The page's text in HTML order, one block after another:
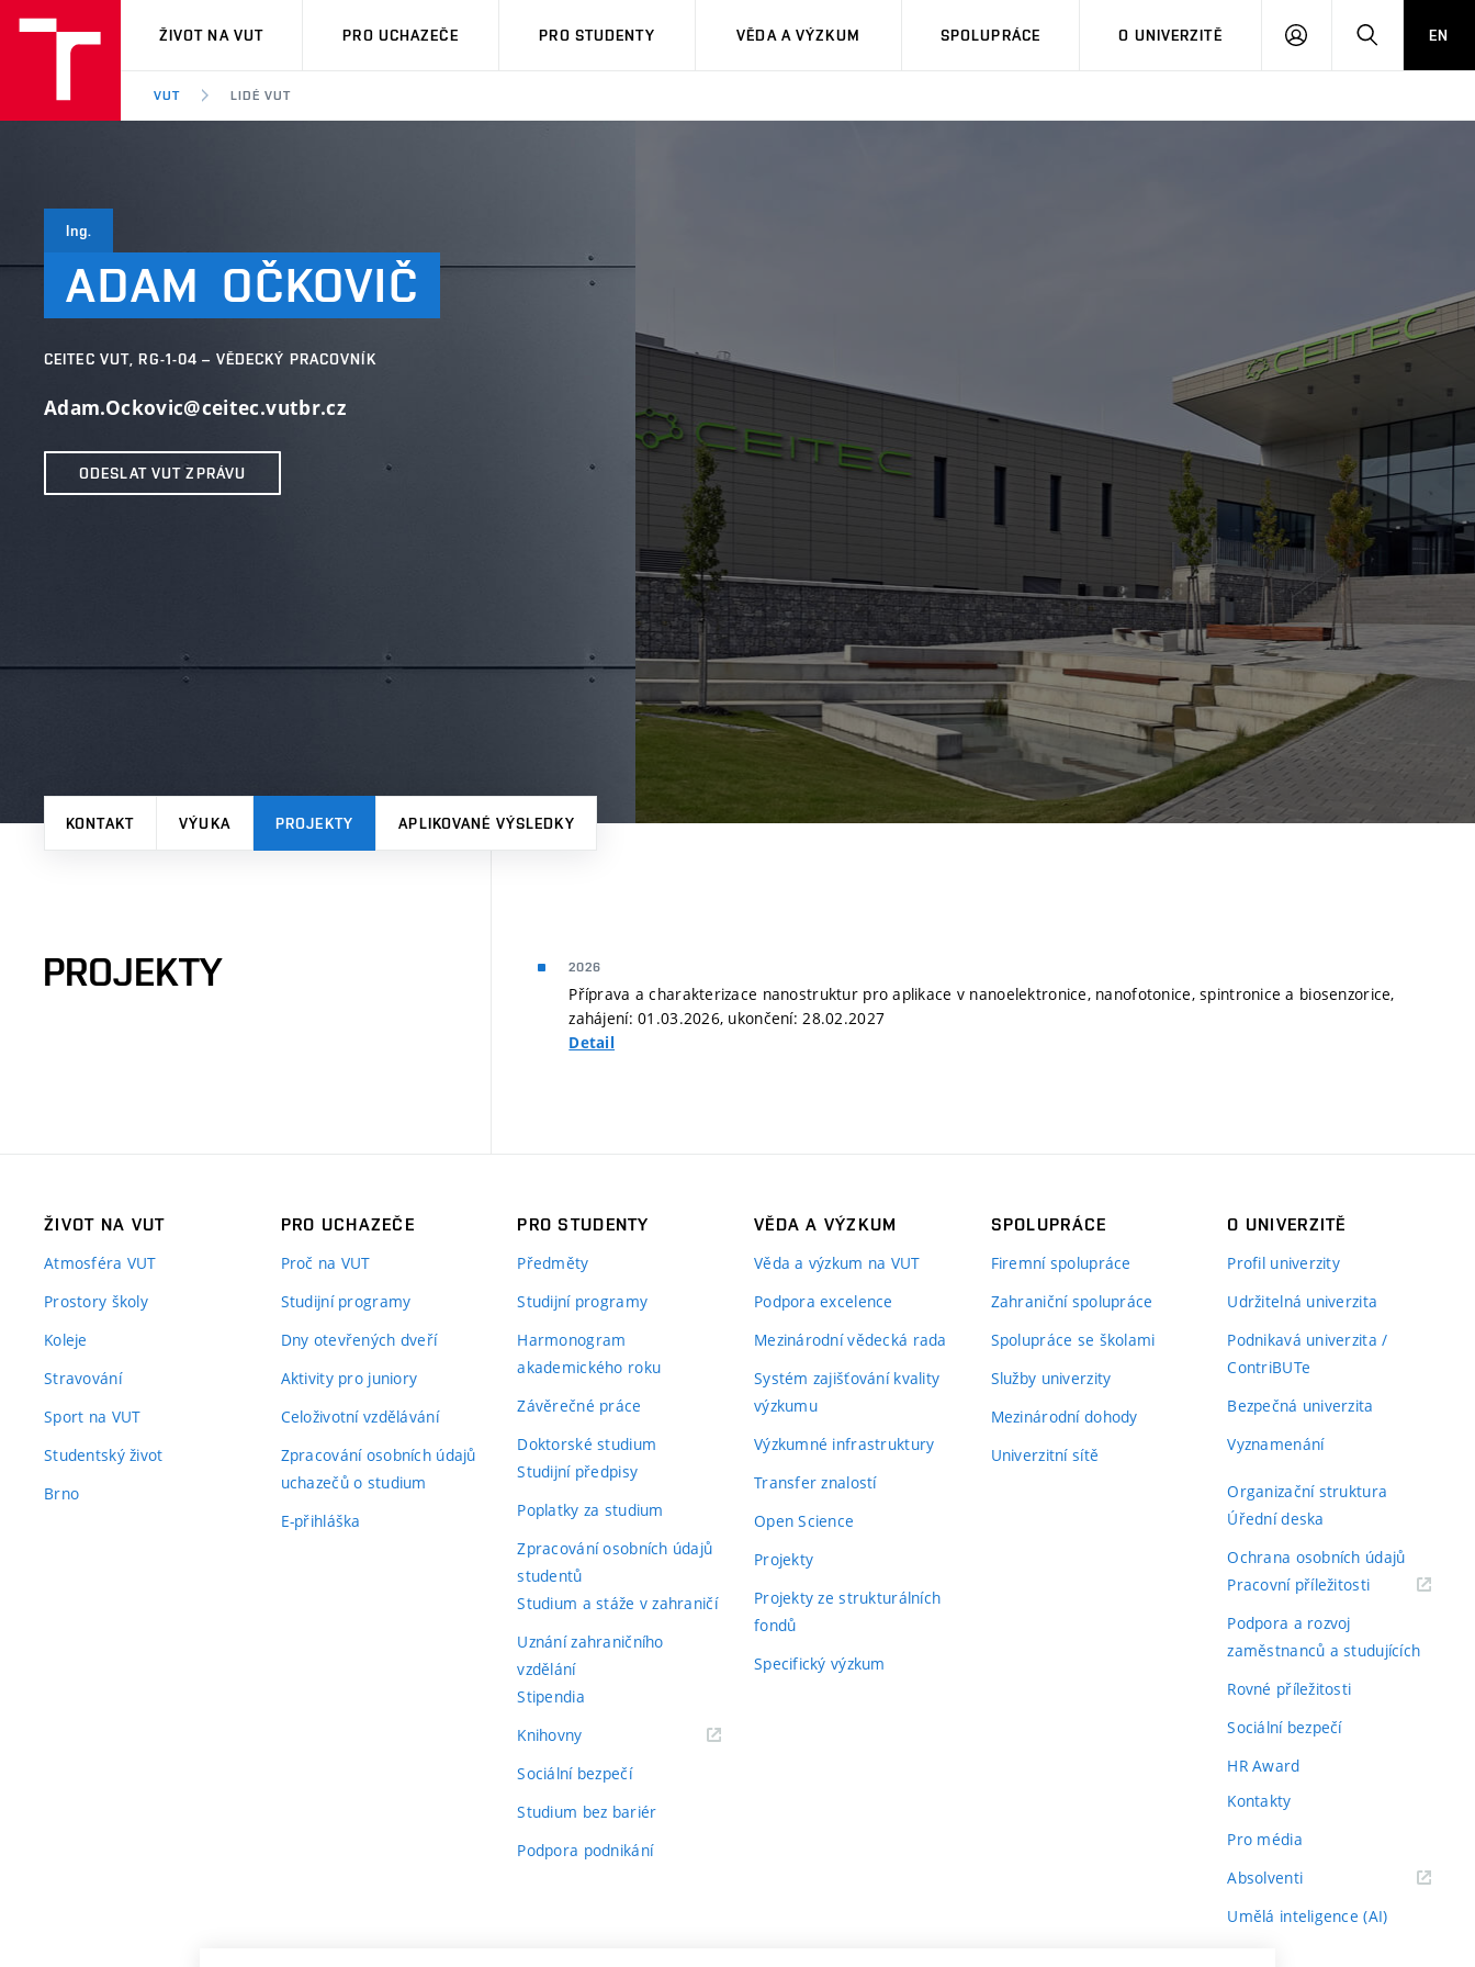
VUT
ŽIVOT NA VUT PRO UCHAZEČE PRO STUDENTY VĚDA A VÝZKUM SPOLUPRÁCE O UNIVERZITĚ
PŘIHLÁSIT HLEDATEN
VUT LIDÉ VUT
Ing.
ADAM OČKOVIČ
CEITEC VUT, RG-1-04 – VĚDECKÝ PRACOVNÍK
Adam.Ockovic@ceitec.vutbr.cz
ODESLAT VUT ZPRÁVU
KONTAKT VÝUKA PROJEKTY APLIKOVANÉ VÝSLEDKY
PROJEKTY 2026
Příprava a charakterizace nanostruktur pro aplikace v nanoelektronice, nanofotonice, spintronice a biosenzorice,
zahájení: 01.03.2026, ukončení: 28.02.2027
Detail
ŽIVOT NA VUT
Atmosféra VUT
Prostory školy
Koleje
Stravování
Sport na VUT
Studentský život
Brno
PRO UCHAZEČE
Proč na VUT
Studijní programy
Dny otevřených dveří
Aktivity pro juniory
Celoživotní vzdělávání
Zpracování osobních údajů
uchazečů o studium
E-přihláška
PRO STUDENTY
Předměty
Studijní programy
Harmonogram
akademického roku
Závěrečné práce
Doktorské studium
Studijní předpisy
Poplatky za studium
Zpracování osobních údajů
studentů
Studium a stáže v zahraničí
Uznání zahraničního
vzdělání
Stipendia
Knihovny(externí
Sociální bezpečí
Studium bez bariér
Podpora podnikání
VĚDA A VÝZKUM
Věda a výzkum na VUT
Podpora excelence
Mezinárodní vědecká rada
Systém zajišťování kvality
výzkumu
Výzkumné infrastruktury
Transfer znalostí
Open Science
Projekty
Projekty ze strukturálních
fondů
Specifický výzkum
SPOLUPRÁCE
Firemní spolupráce
Zahraniční spolupráce
Spolupráce se školami
Služby univerzity
Mezinárodní dohody
Univerzitní sítě
O UNIVERZITĚ
Profil univerzity
Udržitelná univerzita
Podnikavá univerzita /
ContriBUTe
Bezpečná univerzita
Vyznamenání
Organizační struktura
Úřední deska
Ochrana osobních údajů
Pracovní příležitosti(externí
Podpora a rozvoj
zaměstnanců a studujících
Rovné příležitosti
Sociální bezpečí
HR Award
Kontakty
Pro média
Absolventi(externí
Umělá inteligence (AI)